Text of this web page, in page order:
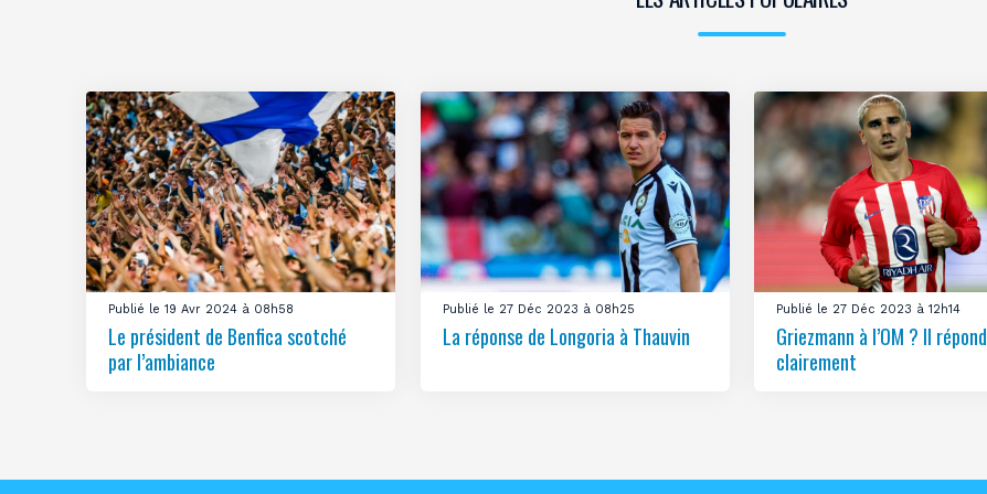
Publié le 19 Avr 2024 à 08h58
Le président de Benfica scotché
par l’ambiance
Publié le 27 Déc 2023 à 08h25
La réponse de Longoria à Thauvin
Publié le 27 Déc 2023 à 12h14
Griezmann à l’OM ? Il répond
clairement